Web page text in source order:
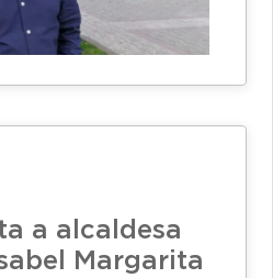
a alcaldesa
Margarita